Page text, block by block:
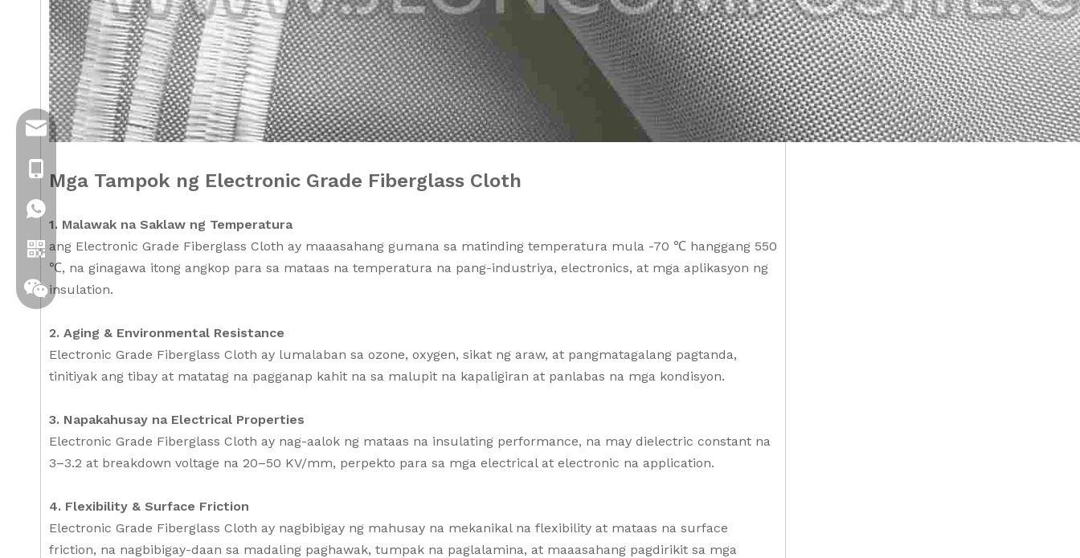
Mga Tampok ng Electronic Grade Fiberglass Cloth
1. Malawak na Saklaw ng Temperatura
ang Electronic Grade Fiberglass Cloth ay maaasahang gumana sa matinding temperatura mula -70 ℃ hanggang 550
℃, na ginagawa itong angkop para sa mataas na temperatura na pang-industriya, electronics, at mga aplikasyon ng
insulation.
2. Aging & Environmental Resistance
Electronic Grade Fiberglass Cloth ay lumalaban sa ozone, oxygen, sikat ng araw, at pangmatagalang pagtanda,
tinitiyak ang tibay at matatag na pagganap kahit na sa malupit na kapaligiran at panlabas na mga kondisyon.
3. Napakahusay na Electrical Properties
Electronic Grade Fiberglass Cloth ay nag-aalok ng mataas na insulating performance, na may dielectric constant na
3–3.2 at breakdown voltage na 20–50 KV/mm, perpekto para sa mga electrical at electronic na application.
4. Flexibility & Surface Friction
Electronic Grade Fiberglass Cloth ay nagbibigay ng mahusay na mekanikal na flexibility at mataas na surface
friction, na nagbibigay-daan sa madaling paghawak, tumpak na paglalamina, at maaasahang pagdirikit sa mga
info@jloncomposite.com
Whatsapp